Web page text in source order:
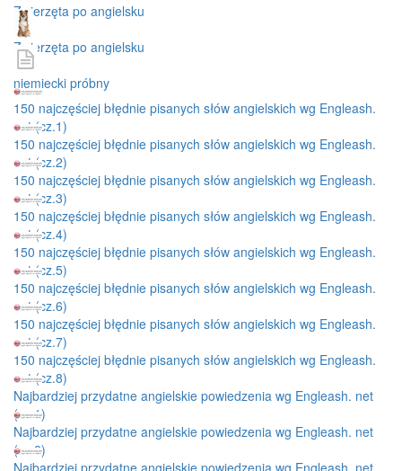
Zwierzęta po angielsku
Zwierzęta po angielsku
niemiecki próbny
150 najczęściej błędnie pisanych słów angielskich wg Engleash.
net (cz.1)
150 najczęściej błędnie pisanych słów angielskich wg Engleash.
net (cz.2)
150 najczęściej błędnie pisanych słów angielskich wg Engleash.
net (cz.3)
150 najczęściej błędnie pisanych słów angielskich wg Engleash.
net (cz.4)
150 najczęściej błędnie pisanych słów angielskich wg Engleash.
net (cz.5)
150 najczęściej błędnie pisanych słów angielskich wg Engleash.
net (cz.6)
150 najczęściej błędnie pisanych słów angielskich wg Engleash.
net (cz.7)
150 najczęściej błędnie pisanych słów angielskich wg Engleash.
net (cz.8)
Najbardziej przydatne angielskie powiedzenia wg Engleash. net
(cz.1)
Najbardziej przydatne angielskie powiedzenia wg Engleash. net
(cz.2)
Najbardziej przydatne angielskie powiedzenia wg Engleash. net